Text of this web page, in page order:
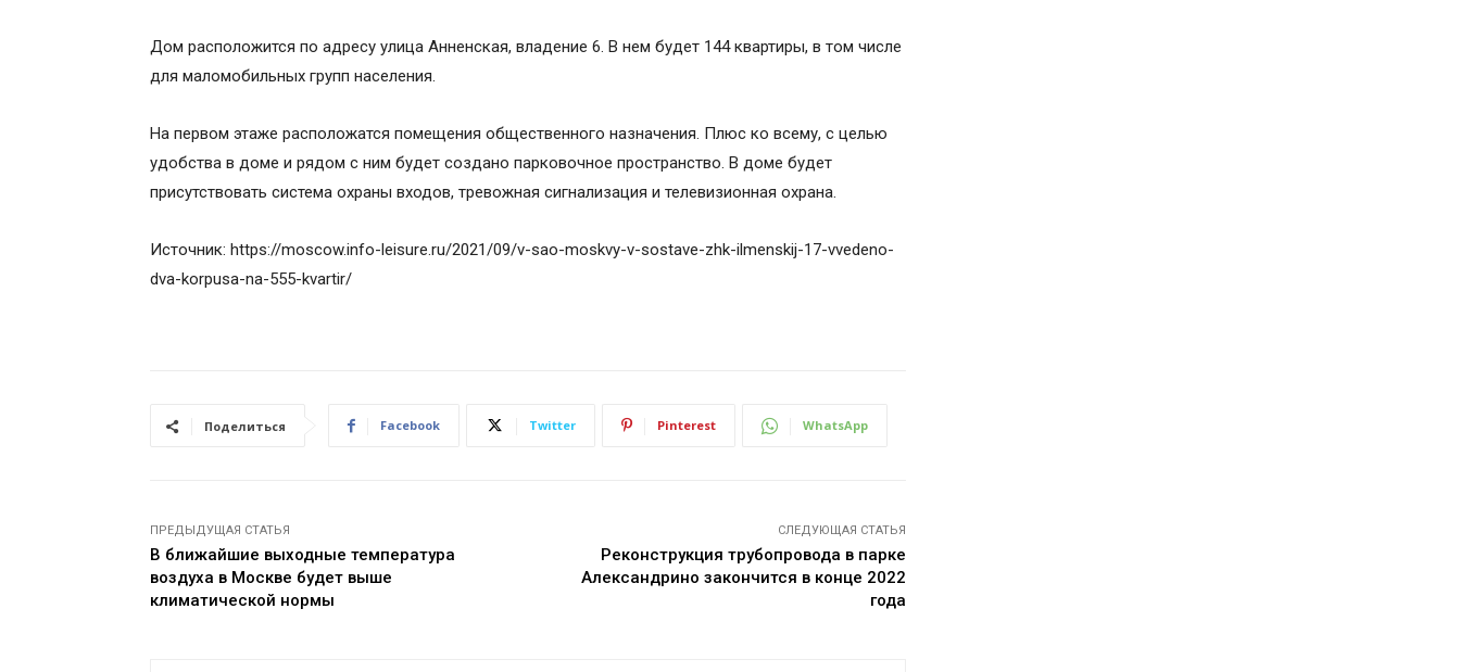
Дом расположится по адресу улица Анненская, владение 6. В нем будет 144 квартиры, в том числе
для маломобильных групп населения.
На первом этаже расположатся помещения общественного назначения. Плюс ко всему, с целью
удобства в доме и рядом с ним будет создано парковочное пространство. В доме будет
присутствовать система охраны входов, тревожная сигнализация и телевизионная охрана.
Источник: https://moscow.info-leisure.ru/2021/09/v-sao-moskvy-v-sostave-zhk-ilmenskij-17-vvedeno-
dva-korpusa-na-555-kvartir/
Поделиться Facebook Twitter Pinterest WhatsApp
ПРЕДЫДУЩАЯ СТАТЬЯ
В ближайшие выходные температура
воздуха в Москве будет выше
климатической нормы
СЛЕДУЮЩАЯ СТАТЬЯ
Реконструкция трубопровода в парке
Александрино закончится в конце 2022
года